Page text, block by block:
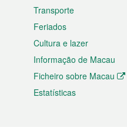
Transporte
Feriados
Cultura e lazer
Informação de Macau
Ficheiro sobre Macau
Estatísticas